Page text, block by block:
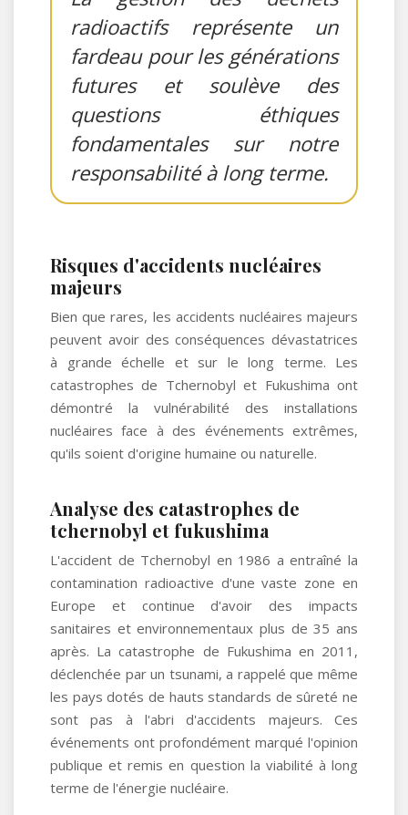
radioactifs représente un
fardeau pour les générations
futures et soulève des
questions éthiques
fondamentales sur notre
responsabilité à long terme.
Risques d'accidents nucléaires
majeurs
Bien que rares, les accidents nucléaires majeurs
peuvent avoir des conséquences dévastatrices
à grande échelle et sur le long terme. Les
catastrophes de Tchernobyl et Fukushima ont
démontré la vulnérabilité des installations
nucléaires face à des événements extrêmes,
qu'ils soient d'origine humaine ou naturelle.
Analyse des catastrophes de
tchernobyl et fukushima
L'accident de Tchernobyl en 1986 a entraîné la
contamination radioactive d'une vaste zone en
Europe et continue d'avoir des impacts
sanitaires et environnementaux plus de 35 ans
après. La catastrophe de Fukushima en 2011,
déclenchée par un tsunami, a rappelé que même
les pays dotés de hauts standards de sûreté ne
sont pas à l'abri d'accidents majeurs. Ces
événements ont profondément marqué l'opinion
publique et remis en question la viabilité à long
terme de l'énergie nucléaire.